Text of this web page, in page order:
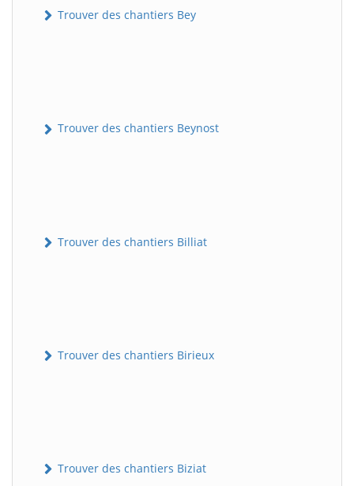
Trouver des chantiers Bey
Trouver des chantiers Beynost
Trouver des chantiers Billiat
Trouver des chantiers Birieux
Trouver des chantiers Biziat